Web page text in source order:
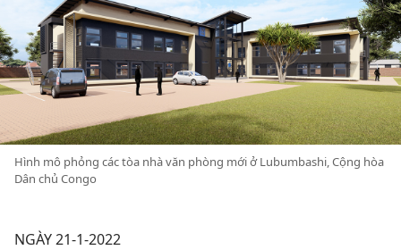
Hình mô phỏng các tòa nhà văn phòng mới ở Lubumbashi, Cộng hòa
Dân chủ Congo
NGÀY 21-1-2022